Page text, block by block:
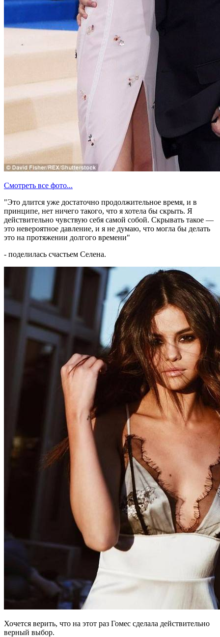
Смотреть все фото...
"Это длится уже достаточно продолжительное время, и в
принципе, нет ничего такого, что я хотела бы скрыть. Я
действительно чувствую себя самой собой. Скрывать такое —
это невероятное давление, и я не думаю, что могла бы делать
это на протяжении долгого времени"
- поделилась счастьем Селена.
Хочется верить, что на этот раз Гомес сделала действительно
верный выбор.